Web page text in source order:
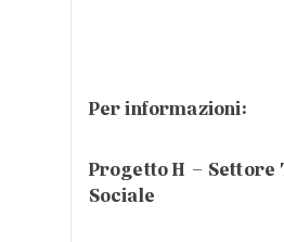
Per informazioni:
Progetto H –
Sociale